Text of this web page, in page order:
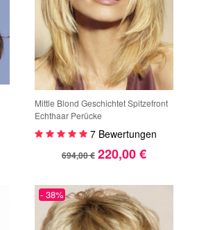
Mittle Blond Geschichtet Spitzefront
Echthaar Perücke
7 Bewertungen
694,00 € 220,00 €
- 38%